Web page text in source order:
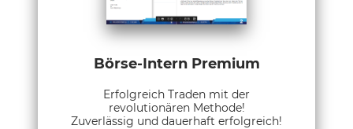
Börse-Intern Premium
Erfolgreich Traden mit der
revolutionären Methode!
Zuverlässig und dauerhaft erfolgreich!